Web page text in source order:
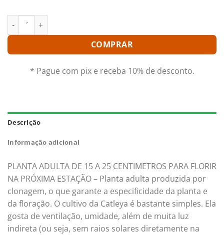
SLC. WENDYS VALENTINE `JUNE` ADULTA quantidade
COMPRAR
* Pague com pix e receba 10% de desconto.
Descrição
Informação adicional
PLANTA ADULTA DE 15 A 25 CENTIMETROS PARA FLORIR
NA PRÓXIMA ESTAÇÃO – Planta adulta produzida por
clonagem, o que garante a especificidade da planta e
da floração. O cultivo da Catleya é bastante simples. Ela
gosta de ventilação, umidade, além de muita luz
indireta (ou seja, sem raios solares diretamente na